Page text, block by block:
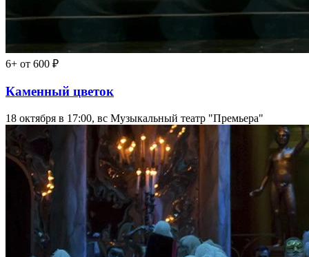
6+ от 600 ₽
Каменный цветок
18 октября в 17:00, вс Музыкальный театр "Премьера"